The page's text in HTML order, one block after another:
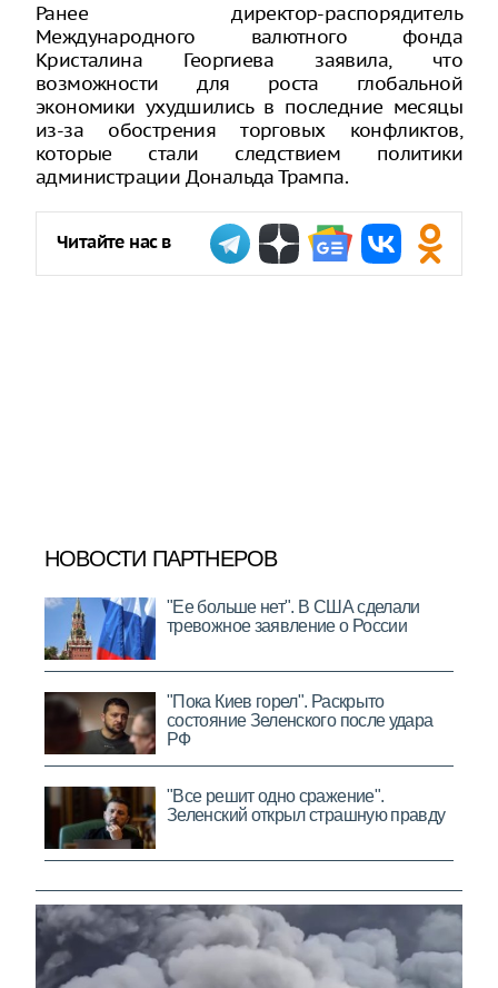
Ранее директор-распорядитель
Международного валютного фонда
Кристалина Георгиева заявила, что
возможности для роста глобальной
экономики ухудшились в последние месяцы
из-за обострения торговых конфликтов,
которые стали следствием политики
администрации Дональда Трампа.
Читайте нас в